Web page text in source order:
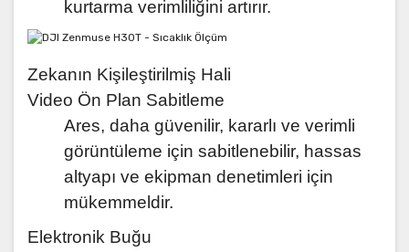
kurtarma verimliliğini artırır.
Zekanın Kişileştirilmiş Hali
Video Ön Plan Sabitleme
Ares, daha güvenilir, kararlı ve verimli
görüntüleme için sabitlenebilir, hassas
altyapı ve ekipman denetimleri için
mükemmeldir.
Elektronik Buğu